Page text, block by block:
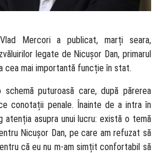
Mercori a publicat, marți seara,
legate de Nicușor Dan, primarul
cea mai importantă funcție în stat.
schemă puturoasă care, după părerea
conotații penale. Înainte de a intra în
atenția asupra unui lucru: există o temă
Nicușor Dan, pe care am refuzat să
că eu nu m-am simțit confortabil să